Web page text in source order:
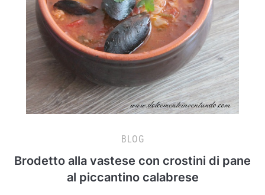
BLOG
Brodetto alla vastese con crostini di pane
al piccantino calabrese